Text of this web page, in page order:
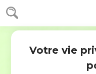
Votre vie